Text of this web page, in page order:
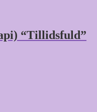
“Tillidsfuld”